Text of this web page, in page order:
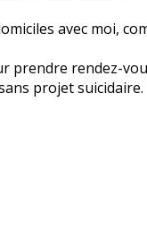
avec moi,
prendre rendez-
projet suicidaire.